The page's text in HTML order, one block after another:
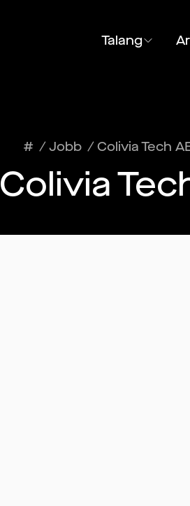
Talang
# /Jobb /Colivia Tech
Colivia